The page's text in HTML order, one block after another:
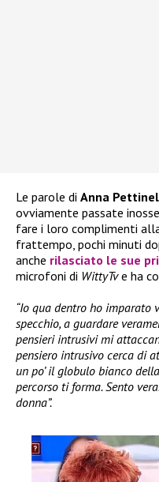
Le parole di Anna
ovviamente passate
fare i loro complimenti
frattempo, pochi minuti
anche rilasciato le sue
microfoni di WittyTve ha
“Io qua dentro ho imparato
specchio, a guardare
pensieri intrusivi mi
pensiero intrusivo cerca di
un po’ il globulo bianco
percorso ti forma. Sento
donna”.